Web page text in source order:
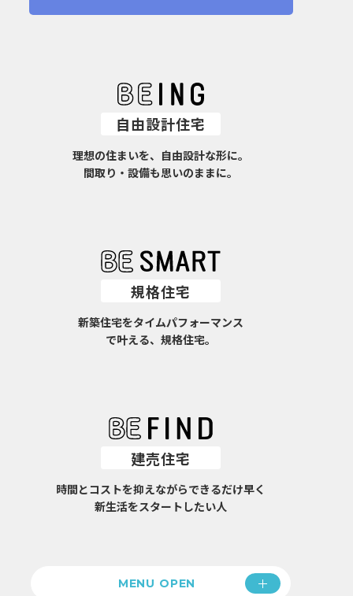
自由設計住宅
理想の住まいを、自由設計な形に。
間取り・設備も思いのままに。
規格住宅
新築住宅をタイムパフォーマンス
で叶える、規格住宅。
建売住宅
時間とコストを抑えながらできるだけ早く
新生活をスタートしたい人
MENU OPEN